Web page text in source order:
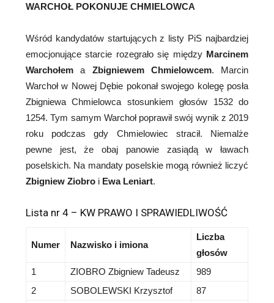
WARCHOŁ POKONUJE CHMIELOWCA
Wśród kandydatów startujących z listy PiS najbardziej
emocjonujące starcie rozegrało się między Marcinem
Warchołem a Zbigniewem Chmielowcem. Marcin
Warchoł w Nowej Dębie pokonał swojego kolegę posła
Zbigniewa Chmielowca stosunkiem głosów 1532 do
1254. Tym samym Warchoł poprawił swój wynik z 2019
roku podczas gdy Chmielowiec stracił. Niemalże
pewne jest, że obaj panowie zasiądą w ławach
poselskich. Na mandaty poselskie mogą również liczyć
Zbigniew Ziobro i Ewa Leniart.
Lista nr 4 – KW PRAWO I SPRAWIEDLIWOŚĆ
Numer Nazwisko i imiona
Liczba
głosów
1
ZIOBRO Zbigniew Tadeusz
989
2
SOBOLEWSKI Krzysztof
87